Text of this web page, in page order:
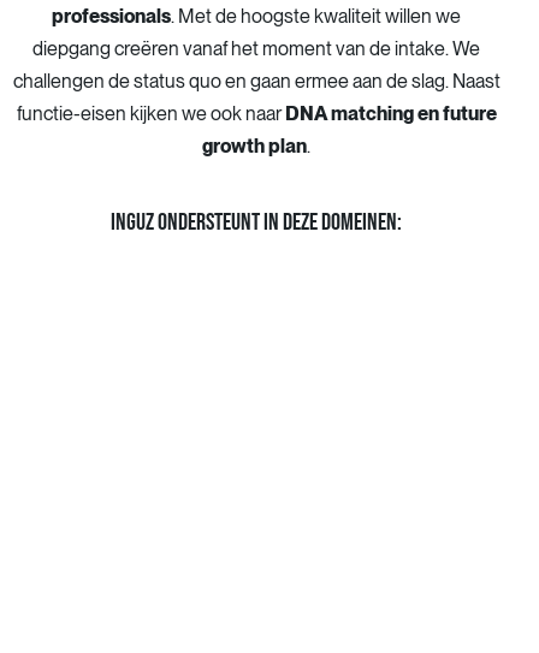
professionals. Met de hoogste kwaliteit willen we
diepgang creëren vanaf het moment van de intake. We
challengen de status quo en gaan ermee aan de slag. Naast
functie-eisen kijken we ook naarDNA matching en future
growth plan.
INGUZ ONDERSTEUNT IN DEZE DOMEINEN: